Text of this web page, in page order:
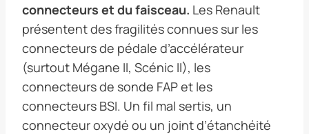
connecteurs et du faisceau. Les Renault
présentent des fragilités connues sur les
connecteurs de pédale d’accélérateur
(surtout Mégane II, Scénic II), les
connecteurs de sonde FAP et les
connecteurs BSI. Un fil mal sertis, un
connecteur oxydé ou un joint d’étanchéité